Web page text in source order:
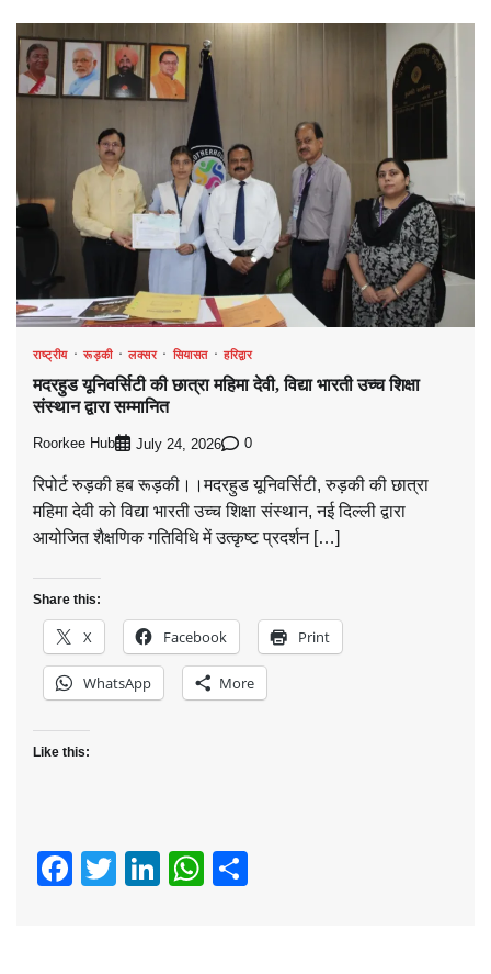
राष्ट्रीय रूड़की लक्सर सियासत हरिद्वार
मदरहुड यूनिवर्सिटी की छात्रा महिमा देवी, विद्या भारती उच्च शिक्षा
संस्थान द्वारा सम्मानित
Roorkee Hub July 24, 2026 0
रिपोर्ट रुड़की हब रूड़की।।मदरहुड यूनिवर्सिटी, रुड़की की छात्रा
महिमा देवी को विद्या भारती उच्च शिक्षा संस्थान, नई दिल्ली द्वारा
आयोजित शैक्षणिक गतिविधि में उत्कृष्ट प्रदर्शन […]
Share this:
X Facebook Print
WhatsApp More
Like this:
Facebook
TwitterLinkedIn
WhatsApp